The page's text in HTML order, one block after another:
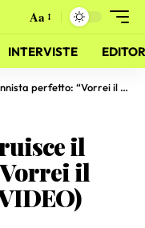
Aa
INTERVISTE
“Vorrei il servizio di Isner” (VIDEO)
il
il